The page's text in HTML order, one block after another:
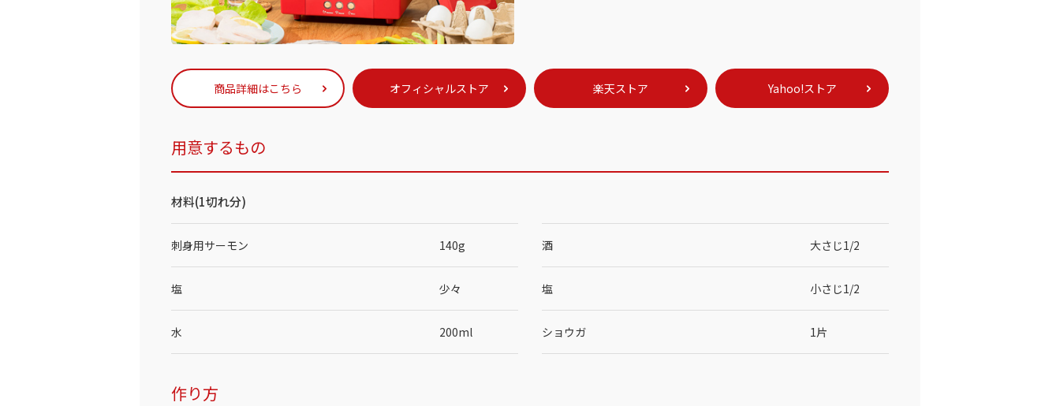
商品詳細はこちら オフィシャルストア 楽天ストア Yahoo!ストア
用意するもの
材料(1切れ分)
刺身用サーモン 140g
塩 少々
水 200ml
酒 大さじ1/2
塩 小さじ1/2
ショウガ 1片
作り方